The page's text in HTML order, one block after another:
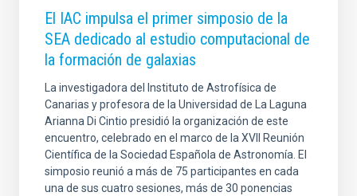
El IAC impulsa el primer simposio de la
SEA dedicado al estudio computacional de
la formación de galaxias
La investigadora del Instituto de Astrofísica de
Canarias y profesora de la Universidad de La Laguna
Arianna Di Cintio presidió la organización de este
encuentro, celebrado en el marco de la XVII Reunión
Científica de la Sociedad Española de Astronomía. El
simposio reunió a más de 75 participantes en cada
una de sus cuatro sesiones, más de 30 ponencias